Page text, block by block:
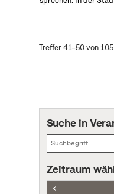
Treffer 41–50 von 105
Suche in
Zeitraum